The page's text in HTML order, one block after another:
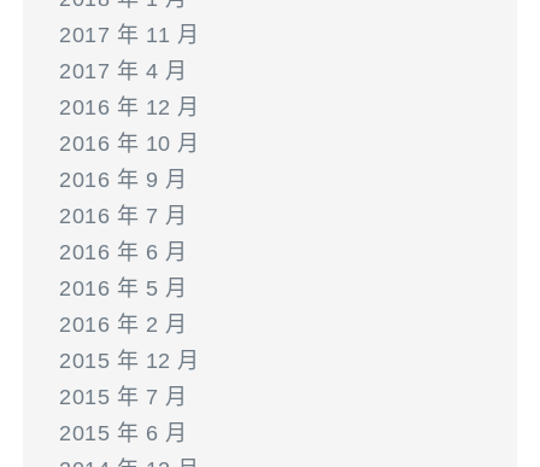
2017 年 11 月
2017 年 4 月
2016 年 12 月
2016 年 10 月
2016 年 9 月
2016 年 7 月
2016 年 6 月
2016 年 5 月
2016 年 2 月
2015 年 12 月
2015 年 7 月
2015 年 6 月